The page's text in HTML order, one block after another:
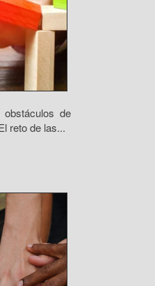
obstáculos de
reto de las...